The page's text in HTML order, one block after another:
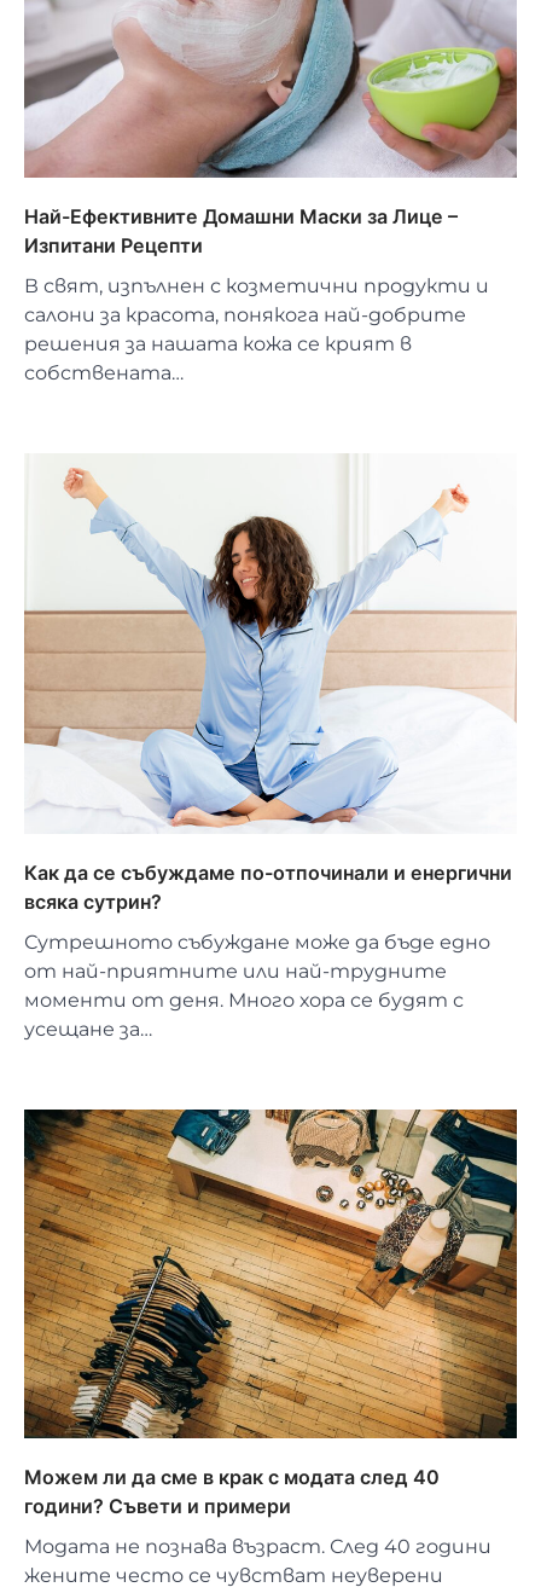
Най-Ефективните Домашни Маски за Лице –
Изпитани Рецепти
В свят, изпълнен с козметични продукти и
салони за красота, понякога най-добрите
решения за нашата кожа се крият в
собствената…
Как да се събуждаме по-отпочинали и енергични
всяка сутрин?
Сутрешното събуждане може да бъде едно
от най-приятните или най-трудните
моменти от деня. Много хора се будят с
усещане за…
Можем ли да сме в крак с модата след 40
години? Съвети и примери
Модата не познава възраст. След 40 години
жените често се чувстват неуверени